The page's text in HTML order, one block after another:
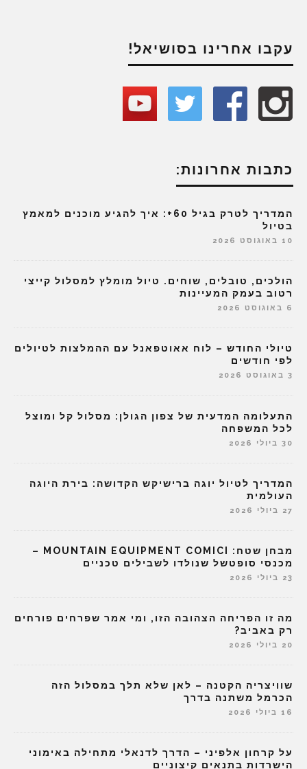
עקבו אחרינו בסושיאל!
כתבות אחרונות:
המדריך לטרק בגיל 60+: איך להגיע מוכנים למאמץ
בטיול
10 באוגוסט 2026
הולכים, טובלים, שוחים. טיול מומלץ למסלול קייצי
רטוב בעמק המעיינות
6 באוגוסט 2026
טיולי החודש – לוח אאוטפאנל עם ההמלצות לטיולים
לפי חודשים
3 באוגוסט 2026
התעלומה המדעית של צפון הגולן: מסלול קל ומוצל
לכל המשפחה
30 ביולי 2026
המדריך לטיול יוגה ברישיקש הקדושה: בירת היוגה
העולמית
27 ביולי 2026
מבחן שטח: MOUNTAIN EQUIPMENT COMICI –
מכנסי סופטשל שנולדו לשבילים טכניים
23 ביולי 2026
מה זו הפריחה הצהובה הזו, ומי אמר שפרחים פורחים
רק באביב?
20 ביולי 2026
שוויצריה הקטנה – לאן שלא תלך במסלול הזה
הכרמל משתנה בדרך
16 ביולי 2026
על קרחון אלפיני – הדרך לדנאלי מתחילה באימוני
הישרדות בתנאים קיצוניים